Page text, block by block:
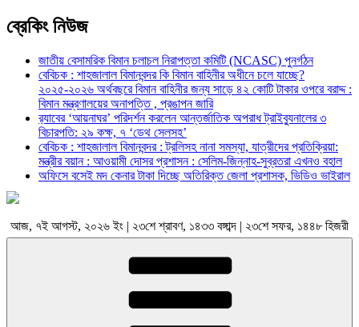
ব্রেকিং নিউজ
জাতীয় বেসামরিক বিমান চলাচল নিরাপত্তা কমিটি (NCASC) পুনর্গঠন
বেবিচক : শাহজালাল বিমানবন্দর কি বিমান বাহিনীর অধীনে চলে যাচ্ছে?
২০২৫-২০২৬ অর্থবছরে বিমান বাহিনীর জন্য সাড়ে ৪২ কোটি টাকার ওপরে বরাদ্দ :
বিমান মন্ত্রণালয়ের অনাপত্তি , প্রঙাপন জারি
র‍্যাবের ‘আয়নাঘর’ পরিদর্শন করলেন আন্তর্জাতিক অপরাধ ট্রাইব্যুনালের ৩
বিচারপতি: ২৯ কক্ষ, ৭ ‘ডেথ সেলসহ’
বেবিচক : শাহজালাল বিমানবন্দর : ট্রলিসহ নানা সমস্যা, যাত্রীদের প্রতিক্রিয়া:
মন্ত্রীর বয়ান : আওয়ামী দোসর প্রশাসন : সেলিম-জিন্নাহ-সুব্রতরা এখনও বহাল
অফিসে বসেই মদ কেনার টাকা দিচ্ছে অতিরিক্ত জেলা প্রশাসক, ভিডিও ভাইরাল
আজ, ৭ই আগস্ট, ২০২৬ ইং | ২৩শে শ্রাবণ, ১৪৩৩ বঙ্গাব্দ | ২৩শে সফর, ১৪৪৮ হিজরী